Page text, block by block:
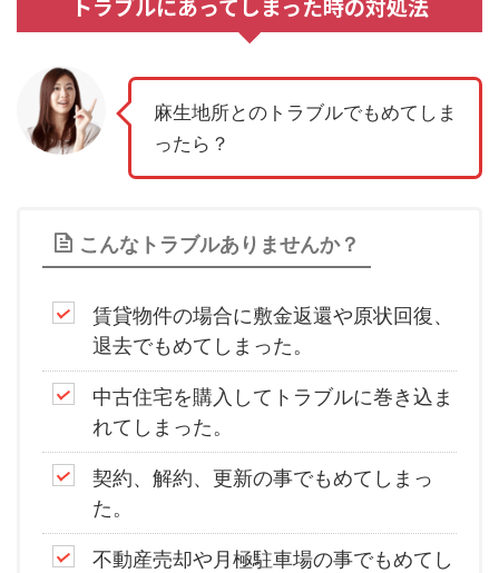
トラブルにあってしまった時の対処法
麻生地所とのトラブルでもめてしま
ったら？
こんなトラブルありませんか？
賃貸物件の場合に敷金返還や原状回復、
退去でもめてしまった。
中古住宅を購入してトラブルに巻き込ま
れてしまった。
契約、解約、更新の事でもめてしまっ
た。
不動産売却や月極駐車場の事でもめてし